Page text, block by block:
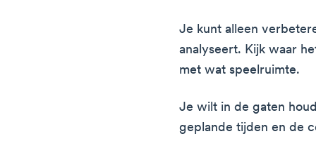
Je kunt alleen
analyseert. Kijk waar
met wat speelruimte.
Je wilt in de gaten
geplande tijden en de